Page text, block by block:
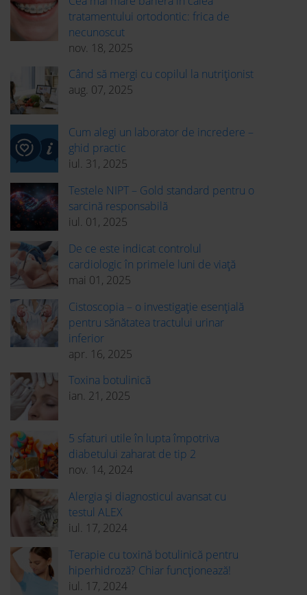
tratamentului ortodontic: frica de
necunoscut
nov. 18, 2025
Când să mergi cu copilul la nutriționist
aug. 07, 2025
Cum alegi un laborator de incredere –
ghid practic
iul. 31, 2025
Testele NIPT – Gold standard pentru o
sarcină responsabilă
iul. 01, 2025
De ce este indicat controlul
cardiologic în primele luni de viață
mai 01, 2025
Cistoscopia – o investigație esențială
pentru sănătatea tractului urinar
inferior
apr. 16, 2025
Toxina botulinică
ian. 21, 2025
5 sfaturi utile în lupta împotriva
diabetului zaharat de tip 2
nov. 14, 2024
Alergia și diagnosticul avansat cu
testul ALEX
iul. 17, 2024
Terapie cu toxină botulinică pentru
hiperhidroză? Chiar funcționează!
iul. 17, 2024